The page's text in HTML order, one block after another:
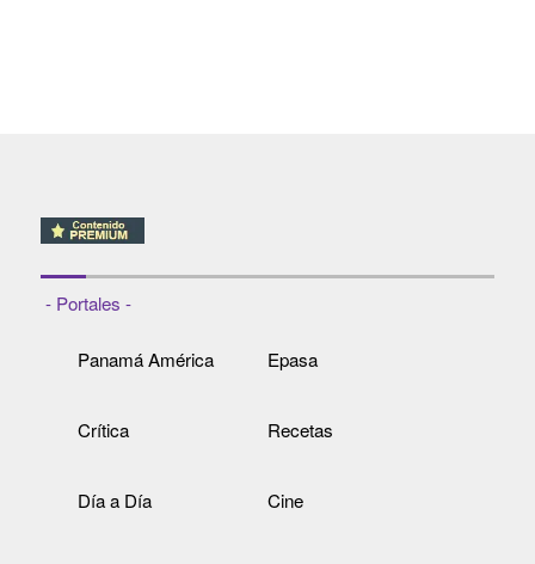
- Portales -
Panamá América Epasa
Crítica Recetas
Día a Día Cine